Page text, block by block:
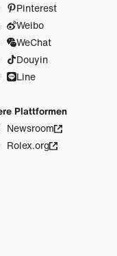
Pinterest
Weibo
WeChat
Douyin
Line
Plattformen
Newsroom
Rolex.org